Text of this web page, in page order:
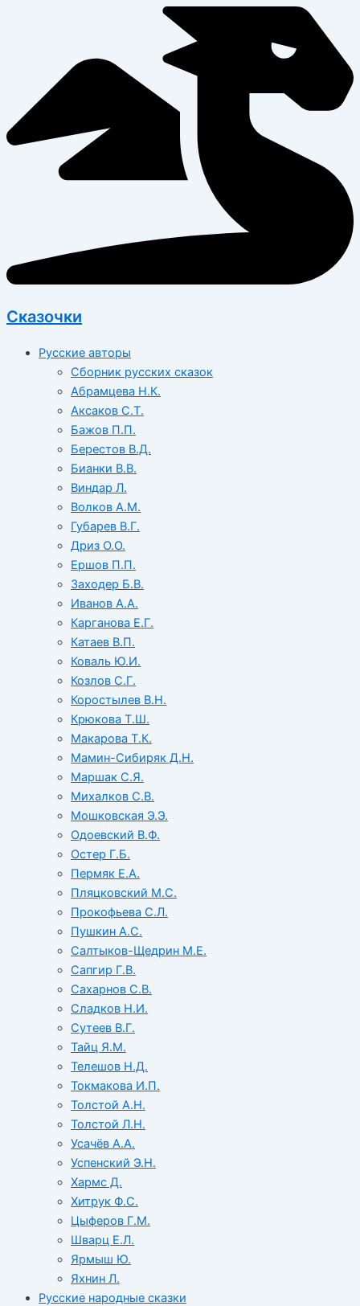
Сказочки
Русские авторы
Сборник русских сказок
Абрамцева Н.К.
Аксаков С.Т.
Бажов П.П.
Берестов В.Д.
Бианки В.В.
Виндар Л.
Волков А.М.
Губарев В.Г.
Дриз О.О.
Ершов П.П.
Заходер Б.В.
Иванов А.А.
Карганова Е.Г.
Катаев В.П.
Коваль Ю.И.
Козлов С.Г.
Коростылев В.Н.
Крюкова Т.Ш.
Макарова Т.К.
Мамин-Сибиряк Д.Н.
Маршак С.Я.
Михалков С.В.
Мошковская Э.Э.
Одоевский В.Ф.
Остер Г.Б.
Пермяк Е.А.
Пляцковский М.С.
Прокофьева С.Л.
Пушкин А.С.
Салтыков-Щедрин М.Е.
Сапгир Г.В.
Сахарнов С.В.
Сладков Н.И.
Сутеев В.Г.
Тайц Я.М.
Телешов Н.Д.
Токмакова И.П.
Толстой А.Н.
Толстой Л.Н.
Усачёв А.А.
Успенский Э.Н.
Хармс Д.
Хитрук Ф.С.
Цыферов Г.М.
Шварц Е.Л.
Ярмыш Ю.
Яхнин Л.
Русские народные сказки